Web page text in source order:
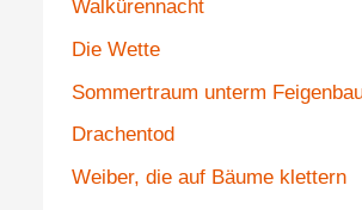
Walkürennacht
Die Wette
Sommertraum unterm
Drachentod
Weiber, die auf Bäume klettern